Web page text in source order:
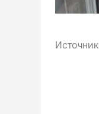
Источник